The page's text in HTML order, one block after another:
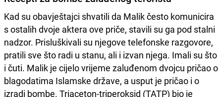
Kad su obavještajci shvatili da Malik često komunicira
s ostalih dvoje aktera ove priče, stavili su ga pod stalni
nadzor. Prisluškivali su njegove telefonske razgovore,
pratili sve što radi u stanu, ali i izvan njega. Imali su što
i čuti. Malik je cijelo vrijeme zaluđenom dvojcu pričao o
blagodatima Islamske države, a usput je pričao i o
izradi bombe. Triaceton-triperoksid (TATP) bio je